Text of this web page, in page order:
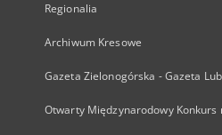
Regionalia
Archiwum Kresowe
Gazeta Zielonogórska - Gazeta
Otwarty Międzynarodowy Konkurs